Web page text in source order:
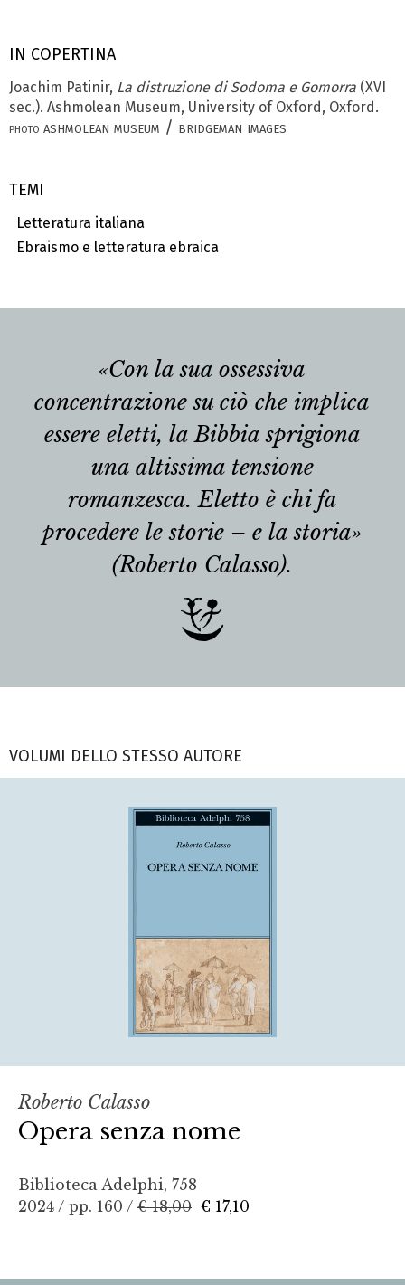
IN COPERTINA
Joachim Patinir, La distruzione di Sodoma e Gomorra (XVI
sec.). Ashmolean Museum, University of Oxford, Oxford.
photo ashmolean museum / bridgeman images
TEMI
Letteratura italiana
Ebraismo e letteratura ebraica
«Con la sua ossessiva
concentrazione su ciò che implica
essere eletti, la Bibbia sprigiona
una altissima tensione
romanzesca. Eletto è chi fa
procedere le storie – e la storia»
(Roberto Calasso).
VOLUMI DELLO STESSO AUTORE
Roberto Calasso
Opera senza nome
Biblioteca Adelphi, 758
2024 / pp. 160 / € 18,00 € 17,10